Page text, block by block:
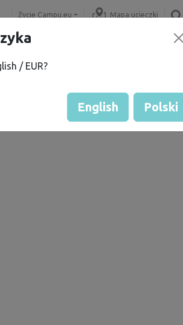
Życie Campu.eu Mapa ucieczki
/ EUR?
English Polski